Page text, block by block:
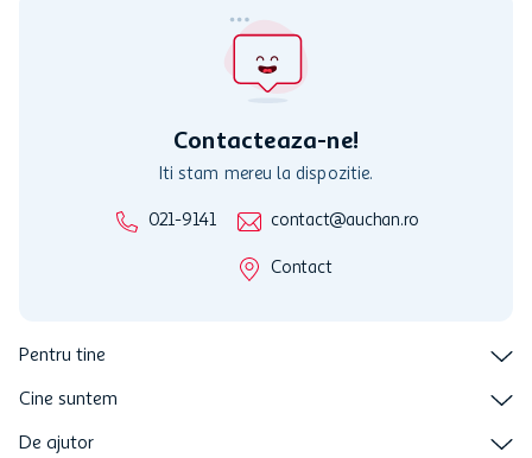
activitati in afara celor mentionate in Termene si Conditii. Auchan
nu raspunde pentru imposibilitatea utilizarii Cardului in perioada in
care aceste este suspendat sau in perioada in care sunt efectuate
intretineri sau reparatii tehnice la sistemul de utilizarea al Cardului.
Contacteaza-ne!
Iti stam mereu la dispozitie.
021-9141 contact@auchan.ro
Contact
Pentru tine
Cine suntem
De ajutor